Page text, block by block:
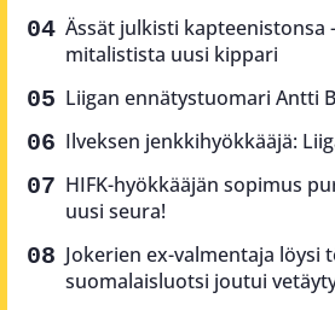
Ässät julkisti kapteenistonsa
mitalistista uusi kippari
Liigan ennätystuomari Antti
Ilveksen jenkkihyökkääjä:
HIFK-hyökkääjän sopimus
uusi seura!
Jokerien ex-valmentaja löysi
suomalaisluotsi joutui